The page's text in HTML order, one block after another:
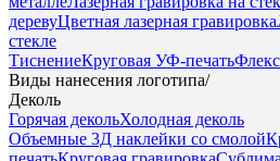
деревуЦветная лазерная гравировка
стекле
ТиснениеКруговая УФ-печатьФлекс
Виды нанесения логотипа/
Деколь
Горячая декольХолодная деколь
Объемные 3Д наклейки со смолой